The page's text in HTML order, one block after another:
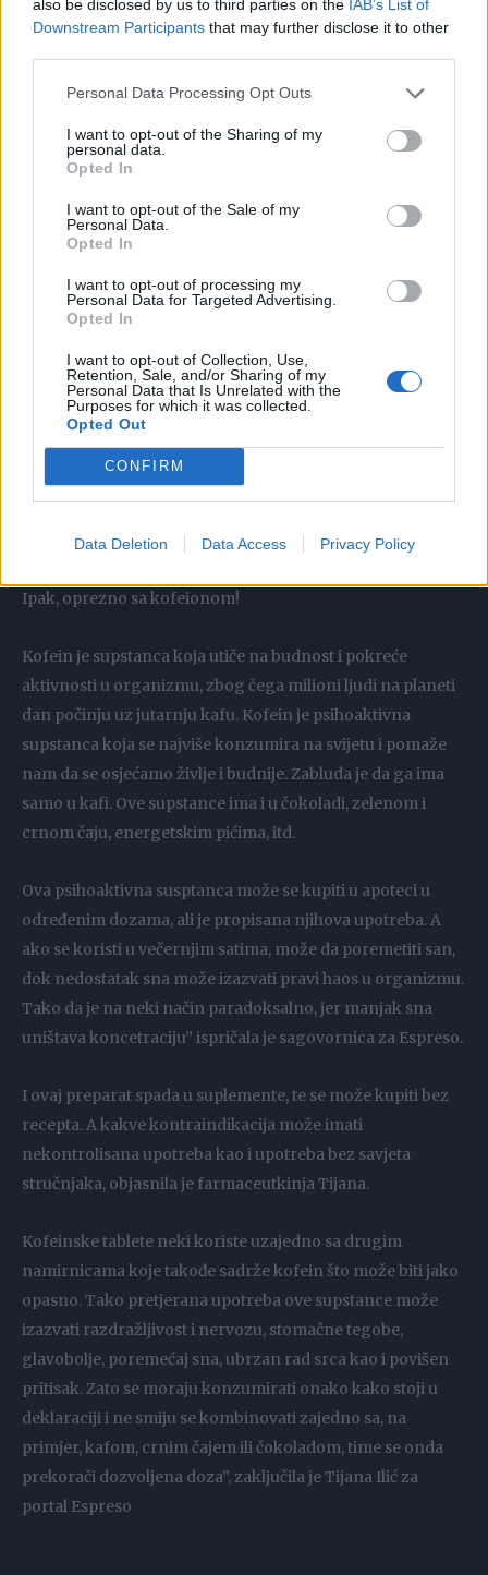
also be disclosed by us to third parties on the IAB’s List of
Downstream Participants that may further disclose it to other
Personal Data Processing Opt Outs
I want to opt-out of the Sharing of my
personal data.
Opted In
I want to opt-out of the Sale of my
Personal Data.
Opted In
I want to opt-out of processing my
Personal Data for Targeted Advertising.
Opted In
I want to opt-out of Collection, Use,
Retention, Sale, and/or Sharing of my
Personal Data that Is Unrelated with the
Purposes for which it was collected.
Opted Out
CONFIRM
Data Deletion Data Access Privacy Policy
“Vitamini B su jedni od najrasprostranjenijih vitamina u
namirnicama i od vitalne važnosti su za funkcionisanje
dejstva na celokupan organizam. Jedno od njih jeste i
poboljšanje koncentracije. Takođe, Ginkgo biloba tablete
za koncentraciju veoma su rasportranjene na našem
Dodala je da, iako su sigurni za konzumiranje, prilikom
uzimanja suplemenata važna je konsultacija sa ljekarom i
farmaceutom.
Određeni dijetetski suplementi mogu da vas učine
pospanijim, anksioznijim, budnijim i slično. Zato je važno
da se razgovara sa ljekarom o najboljem periodu dana za
uzimanje lijekova ili suplemenata. Takođe, dobro je
raspitati se da li kombinacija nekih lijekova i suplemenata
ispričala je Tijana.
Ipak, oprezno sa kofeionom!
Kofein je supstanca koja utiče na budnost i pokreće
aktivnosti u organizmu, zbog čega milioni ljudi na planeti
dan počinju uz jutarnju kafu. Kofein je psihoaktivna
supstanca koja se najviše konzumira na svijetu i pomaže
nam da se osjećamo življe i budnije. Zabluda je da ga ima
samo u kafi. Ove supstance ima i u čokoladi, zelenom i
crnom čaju, energetskim pićima, itd.
Ova psihoaktivna susptanca može se kupiti u apoteci u
određenim dozama, ali je propisana njihova upotreba. A
ako se koristi u večernjim satima, može da poremetiti san,
dok nedostatak sna može izazvati pravi haos u organizmu.
Tako da je na neki način paradoksalno, jer manjak sna
uništava koncetraciju” ispričala je sagovornica za Espreso.
I ovaj preparat spada u suplemente, te se može kupiti bez
recepta. A kakve kontraindikacija može imati
nekontrolisana upotreba kao i upotreba bez savjeta
stručnjaka, objasnila je farmaceutkinja Tijana.
Kofeinske tablete neki koriste uzajedno sa drugim
namirnicama koje takođe sadrže kofein što može biti jako
opasno. Tako pretjerana upotreba ove supstance može
izazvati razdražljivost i nervozu, stomačne tegobe,
glavobolje, poremećaj sna, ubrzan rad srca kao i povišen
pritisak. Zato se moraju konzumirati onako kako stoji u
deklaraciji i ne smiju se kombinovati zajedno sa, na
primjer, kafom, crnim čajem ili čokoladom, time se onda
prekorači dozvoljena doza”, zaključila je Tijana Ilić za
portal Espreso